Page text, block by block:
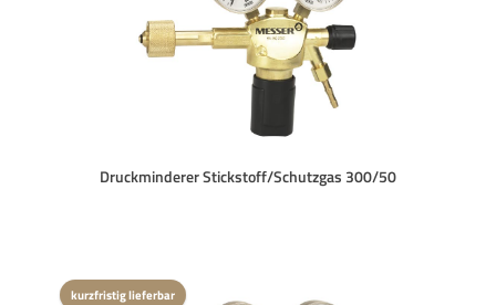
Druckminderer Stickstoff/Schutzgas 300/50
kurzfristig lieferbar